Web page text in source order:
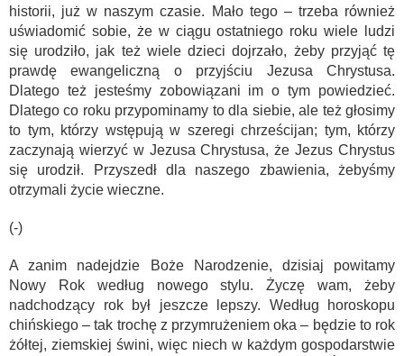
historii, już w naszym czasie. Mało tego – trzeba również
uświadomić sobie, że w ciągu ostatniego roku wiele ludzi
się urodziło, jak też wiele dzieci dojrzało, żeby przyjąć tę
prawdę ewangeliczną o przyjściu Jezusa Chrystusa.
Dlatego też jesteśmy zobowiązani im o tym powiedzieć.
Dlatego co roku przypominamy to dla siebie, ale też głosimy
to tym, którzy wstępują w szeregi chrześcijan; tym, którzy
zaczynają wierzyć w Jezusa Chrystusa, że Jezus Chrystus
się urodził. Przyszedł dla naszego zbawienia, żebyśmy
otrzymali życie wieczne.
(-)
A zanim nadejdzie Boże Narodzenie, dzisiaj powitamy
Nowy Rok według nowego stylu. Życzę wam, żeby
nadchodzący rok był jeszcze lepszy. Według horoskopu
chińskiego – tak trochę z przymrużeniem oka – będzie to rok
żółtej, ziemskiej świni, więc niech w każdym gospodarstwie